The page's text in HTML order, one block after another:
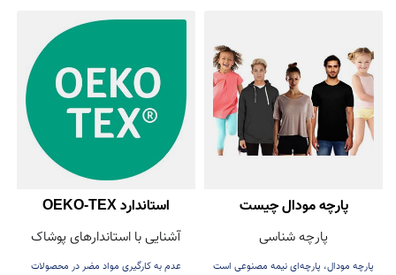
پارچه مودال چیست
پارچه شناسی
پارچه مودال، پارچه‌ای نیمه مصنوعی است
استاندارد OEKO-TEX
آشنایی با استاندارهای پوشاک
عدم به کارگیری مواد مضر در محصولات